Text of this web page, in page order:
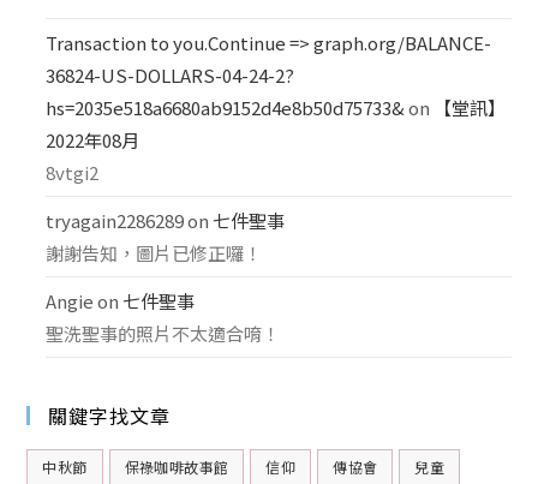
Transaction to you.Continue => graph.org/BALANCE-
36824-US-DOLLARS-04-24-2?
hs=2035e518a6680ab9152d4e8b50d75733& on
【堂訊】
2022年08月
8vtgi2
tryagain2286289on 七件聖事
謝謝告知，圖片已修正囉！
Angie on 七件聖事
聖洗聖事的照片不太適合唷！
關鍵字找文章
中秋節 保祿咖啡故事館 信仰 傳協會 兒童